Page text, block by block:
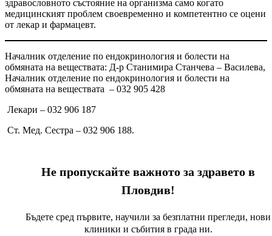
здравословното състояние на организма само когато
медицинският проблем своевременно и компетентно се оцени
от лекар и фармацевт.
Началник отделение по ендокринология и болести на
обмяната на веществата: Д-р Станимира Станчева – Василева,
Началник отделение по ендокринология и болести на
обмяната на веществата – 032 905 428
Лекари – 032 906 187
Ст. Мед. Сестра – 032 906 188.
Не пропускайте важното за здравето в
Пловдив!
Бъдете сред първите, научили за безплатни прегледи, нови
клиники и събития в града ни.